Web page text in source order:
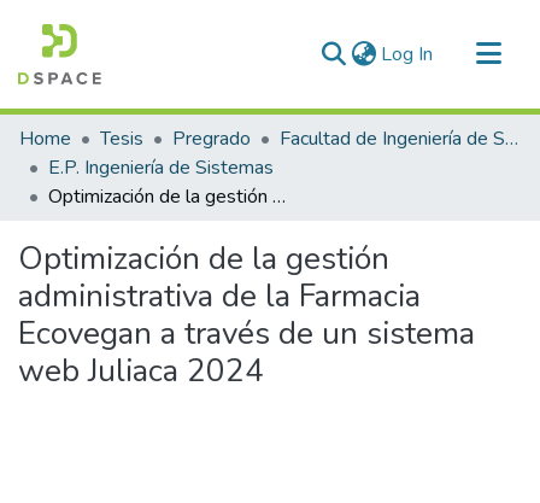
Log In (current)
Communities & Collections
All of DSpace
Statistics
Home Tesis Pregrado
Facultad de Ingeniería de Sistemas
E.P. Ingeniería de Sistemas
Optimización de la gestión administrativa de la Farmacia Ecovegan a través de un sistema web Juliaca 2024
Optimización de la gestión
administrativa de la Farmacia
Ecovegan a través de un sistema
web Juliaca 2024